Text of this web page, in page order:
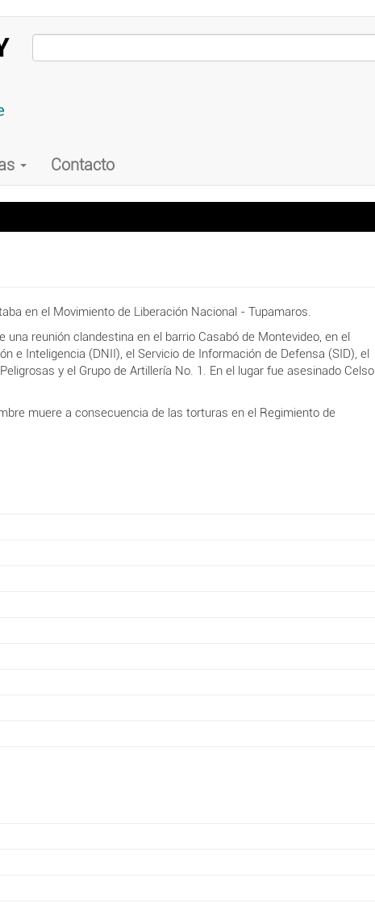
Contacto
en el Movimiento de Liberación Nacional - Tupamaros.
reunión clandestina en el barrio Casabó de Montevideo, en el
e Inteligencia (DNII), el Servicio de Información de Defensa (SID), el
y el Grupo de Artillería No. 1 . En el lugar fue asesinado Celso
muere a consecuencia de las torturas en el Regimiento de